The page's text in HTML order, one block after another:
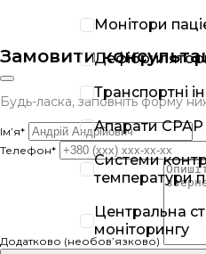
Замовити
Будь-ласка, заповніть форму
Ім’я*
Телефон*
Додатково (необов’язково)
Монітори
Транспортні
Апарати CPAP
Системи
температури
Центральна
моніторингу